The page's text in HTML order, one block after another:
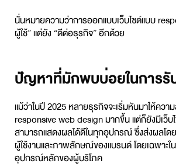
นั่นหมายความว่าการออกแบบเว็บไซต์แบบ
ผู้ใช้” แต่ยัง “ดีต่อธุรกิจ” อีกด้วย
ปัญหาที่มักพบบ่อยในการรั
แม้ว่าในปี 2025 หลายธุรกิจจะเริ่มหันมาให้คว
responsive web designมากขึ้น แต่ก็ยังมีเว็
สามารถแสดงผลได้ดีในทุกอุปกรณ์ ซึ่งส่งผลโ
ผู้ใช้งานและภาพลักษณ์ของแบรนด์ โดยเฉพาะ
อุปกรณ์หลักของผู้บริโภค